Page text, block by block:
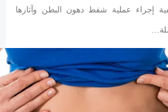
إجراء عملية شفط دهون البطن وآثارها